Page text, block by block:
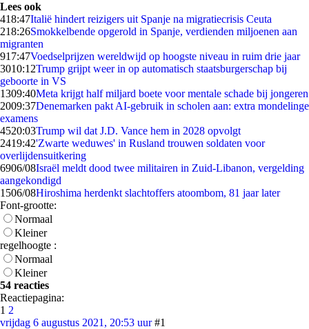
Lees ook
418:47Italië hindert reizigers uit Spanje na migratiecrisis Ceuta
218:26Smokkelbende opgerold in Spanje, verdienden miljoenen aan
migranten
917:47Voedselprijzen wereldwijd op hoogste niveau in ruim drie jaar
3010:12Trump grijpt weer in op automatisch staatsburgerschap bij
geboorte in VS
1309:40Meta krijgt half miljard boete voor mentale schade bij jongeren
2009:37Denemarken pakt AI-gebruik in scholen aan: extra mondelinge
examens
4520:03Trump wil dat J.D. Vance hem in 2028 opvolgt
2419:42'Zwarte weduwes' in Rusland trouwen soldaten voor
overlijdensuitkering
6906/08Israël meldt dood twee militairen in Zuid-Libanon, vergelding
aangekondigd
1506/08Hiroshima herdenkt slachtoffers atoombom, 81 jaar later
Font-grootte:
Normaal
Kleiner
regelhoogte :
Normaal
Kleiner
54 reacties
Reactiepagina:
1 2
vrijdag 6 augustus 2021, 20:53 uur #1